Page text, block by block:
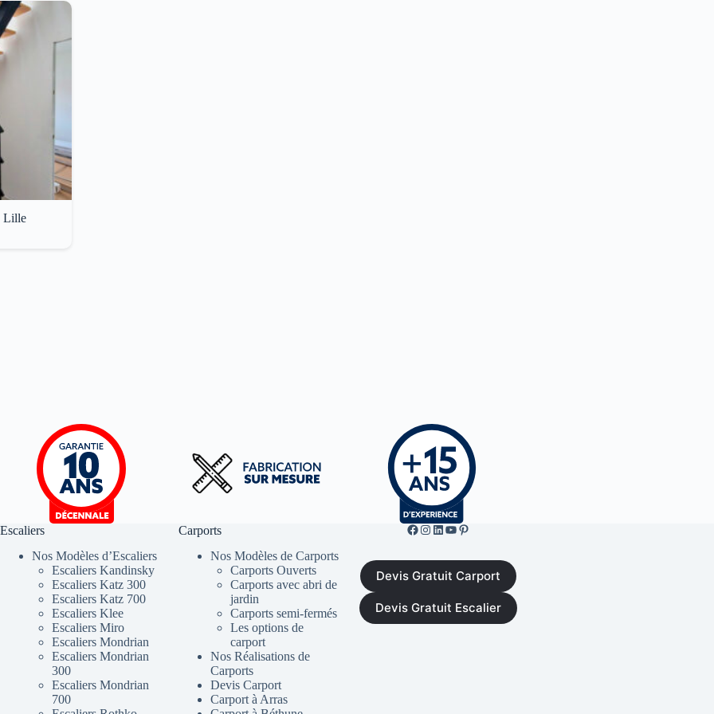
Lille
Escaliers
Nos Modèles d’Escaliers
Escaliers Kandinsky
Escaliers Katz 300
Escaliers Katz 700
Escaliers Klee
Escaliers Miro
Escaliers Mondrian
Escaliers Mondrian
300
Escaliers Mondrian
700
Carports
Nos Modèles de Carports
Carports Ouverts
Carports avec abri de
jardin
Carports semi-fermés
Les options de
carport
Nos Réalisations de
Carports
Devis Carport
Carport à Arras
Facebook de ML Fusion
Instgram
LinkedIn
YouTube
Pinterest
Devis Gratuit Carport
Devis Gratuit Escalier